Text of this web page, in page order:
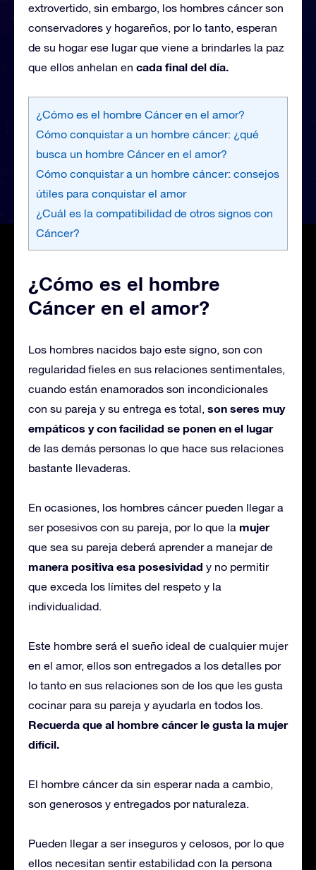
extrovertido, sin embargo, los hombres cáncer son
conservadores y hogareños, por lo tanto, esperan
de su hogar ese lugar que viene a brindarles la paz
que ellos anhelan en cada final del día.
¿Cómo es el hombre Cáncer en el amor?
Cómo conquistar a un hombre cáncer: ¿qué
busca un hombre Cáncer en el amor?
Cómo conquistar a un hombre cáncer: consejos
útiles para conquistar el amor
¿Cuál es la compatibilidad de otros signos con
Cáncer?
¿Cómo es el hombre
Cáncer en el amor?
Los hombres nacidos bajo este signo, son con
regularidad fieles en sus relaciones sentimentales,
cuando están enamorados son incondicionales
con su pareja y su entrega es total, son seres muy
empáticos y con facilidad se ponen en el lugar
de las demás personas lo que hace sus relaciones
bastante llevaderas.
En ocasiones, los hombres cáncer pueden llegar a
ser posesivos con su pareja, por lo que la mujer
que sea su pareja deberá aprender a manejar de
manera positiva esa posesividad y no permitir
que exceda los límites del respeto y la
individualidad.
Este hombre será el sueño ideal de cualquier mujer
en el amor, ellos son entregados a los detalles por
lo tanto en sus relaciones son de los que les gusta
cocinar para su pareja y ayudarla en todos los.
Recuerda que al hombre cáncer le gusta la mujer
difícil.
El hombre cáncer da sin esperar nada a cambio,
son generosos y entregados por naturaleza.
Pueden llegar a ser inseguros y celosos, por lo que
ellos necesitan sentir estabilidad con la persona